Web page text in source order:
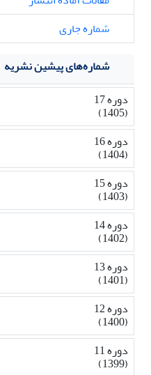
شماره جاری
شماره‌های پیشین نشریه
دوره 17
(1405)
دوره 16
(1404)
دوره 15
(1403)
دوره 14
(1402)
دوره 13
(1401)
دوره 12
(1400)
دوره 11
(1399)